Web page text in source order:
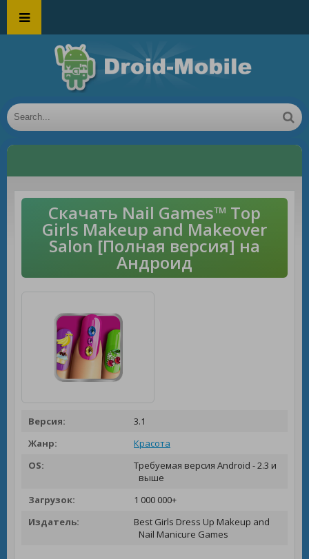
Скачать Nail Games™ Top
Girls Makeup and Makeover
Salon [Полная версия] на
Андроид
Версия:
3.1
Жанр:
Красота
OS:
Требуемая версия Android - 2.3 и
выше
Загрузок:
1 000 000+
Издатель:
Best Girls Dress Up Makeup and
Nail Manicure Games